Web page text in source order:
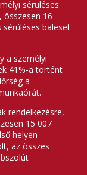
sérüléses
16
baleset
a személyi
41%-a történt
a
rendelkezésre,
15 007
helyen
az összes